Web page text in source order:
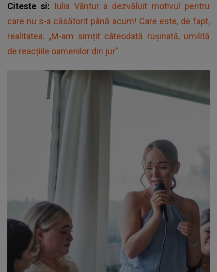
Citeste si: Iulia Vântur a dezvăluit motivul pentru
care nu s-a căsătorit până acum! Care este, de fapt,
realitatea: „M-am simțit câteodată rușinată, umilită
de reacțiile oamenilor din jur”